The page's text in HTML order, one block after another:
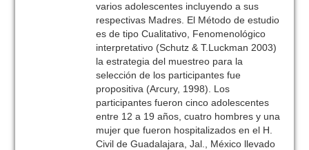
varios adolescentes incluyendo a sus
respectivas Madres. El Método de estudio
es de tipo Cualitativo, Fenomenológico
interpretativo (Schutz & T.Luckman 2003)
la estrategia del muestreo para la
selección de los participantes fue
propositiva (Arcury, 1998). Los
participantes fueron cinco adolescentes
entre 12 a 19 años, cuatro hombres y una
mujer que fueron hospitalizados en el H.
Civil de Guadalajara, Jal., México llevado